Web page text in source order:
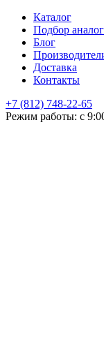
Каталог
Подбор
Блог
Доставка
Контакты
+7 (812) 748-22-65
Режим работы: с
НЕ